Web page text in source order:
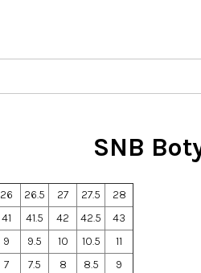
SNB
26 26.5 27 27.5
28
41 41.5 42 42.5
43
9 9.5 10 10.5
11
7 7.5 8 8.5 9